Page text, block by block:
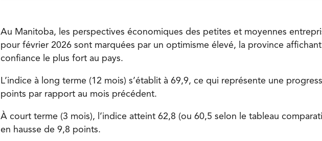
Au Manitoba, les perspectives économiques des petites et moyennes
pour février 2026 sont marquées par un optimisme élevé, la province
confiance le plus fort au pays.
L’indice à long terme (12 mois) s’établit à 69,9, ce qui représente une
points par rapport au mois précédent.
À court terme (3 mois), l’indice atteint 62,8 (ou 60,5 selon le tableau
en hausse de 9,8 points.